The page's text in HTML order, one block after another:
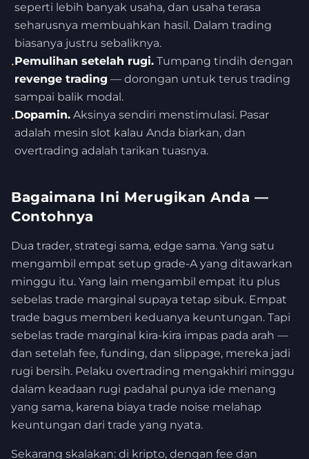
seperti lebih banyak usaha, dan usaha terasa
seharusnya membuahkan hasil. Dalam trading
biasanya justru sebaliknya.
•Pemulihan setelah rugi. Tumpang tindih dengan
revenge trading — dorongan untuk terus trading
sampai balik modal.
•Dopamin. Aksinya sendiri menstimulasi. Pasar
adalah mesin slot kalau Anda biarkan, dan
overtrading adalah tarikan tuasnya.
Bagaimana Ini Merugikan Anda —
Contohnya
Dua trader, strategi sama, edge sama. Yang satu
mengambil empat setup grade-A yang ditawarkan
minggu itu. Yang lain mengambil empat itu plus
sebelas trade marginal supaya tetap sibuk. Empat
trade bagus memberi keduanya keuntungan. Tapi
sebelas trade marginal kira-kira impas pada arah —
dan setelah fee, funding, dan slippage, mereka jadi
rugi bersih. Pelaku overtrading mengakhiri minggu
dalam keadaan rugi padahal punya ide menang
yang sama, karena biaya trade noise melahap
keuntungan dari trade yang nyata.
Sekarang skalakan: di kripto, dengan fee dan